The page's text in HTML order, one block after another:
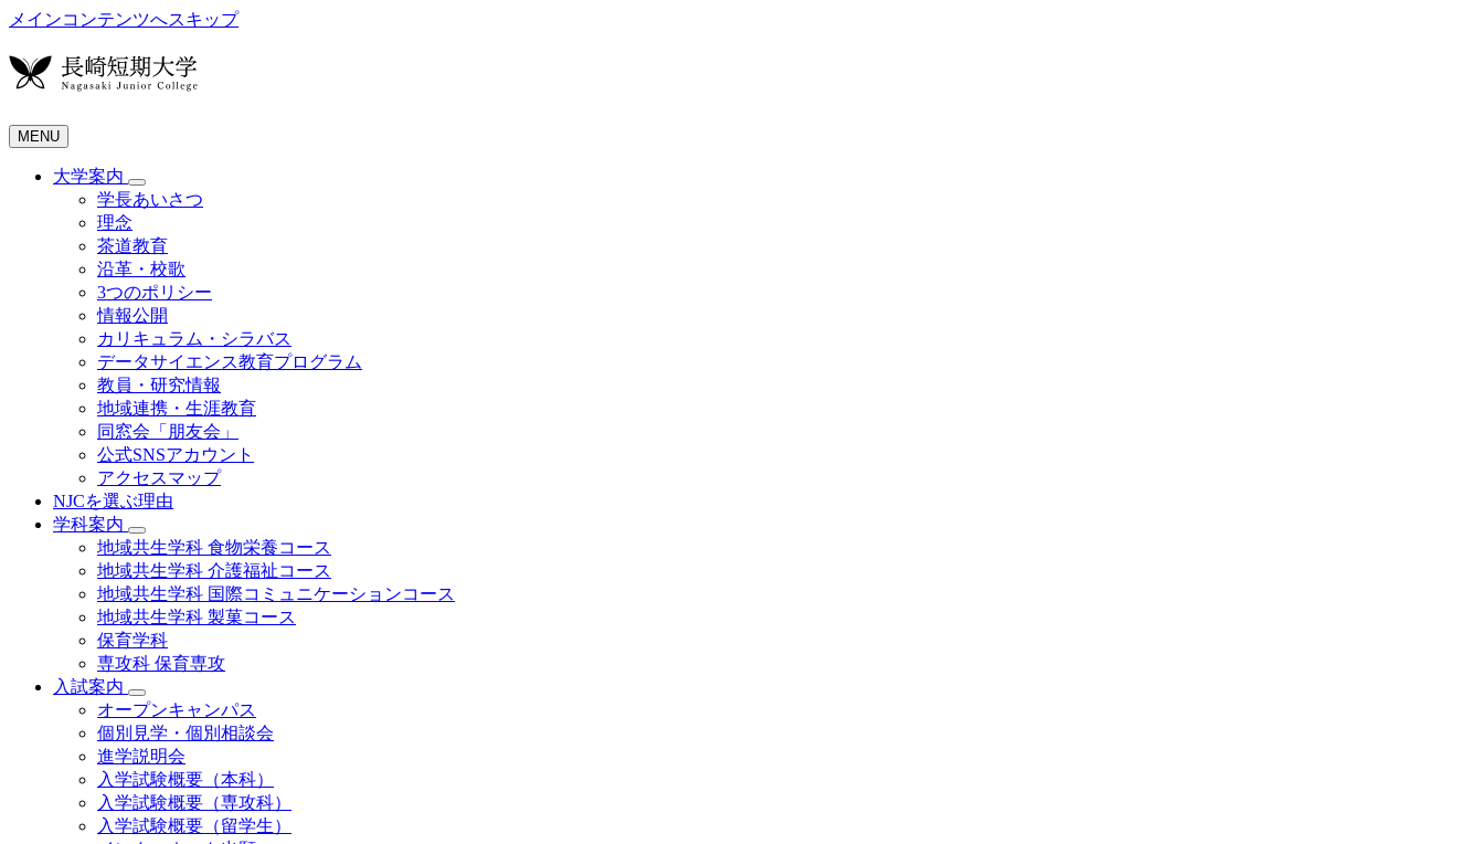
メインコンテンツへスキップ
MENU
大学案内
学長あいさつ
理念
茶道教育
沿革・校歌
3つのポリシー
情報公開
カリキュラム・シラバス
データサイエンス教育プログラム
教員・研究情報
地域連携・生涯教育
同窓会「朋友会」
公式SNSアカウント
アクセスマップ
NJCを選ぶ理由
学科案内
地域共⽣学科 ⾷物栄養コース
地域共生学科 介護福祉コース
地域共生学科 国際コミュニケーションコース
地域共⽣学科 製菓コース
保育学科
専攻科 保育専攻
入試案内
オープンキャンパス
個別⾒学・個別相談会
進学説明会
入学試験概要（本科）
入学試験概要（専攻科）
入学試験概要（留学生）